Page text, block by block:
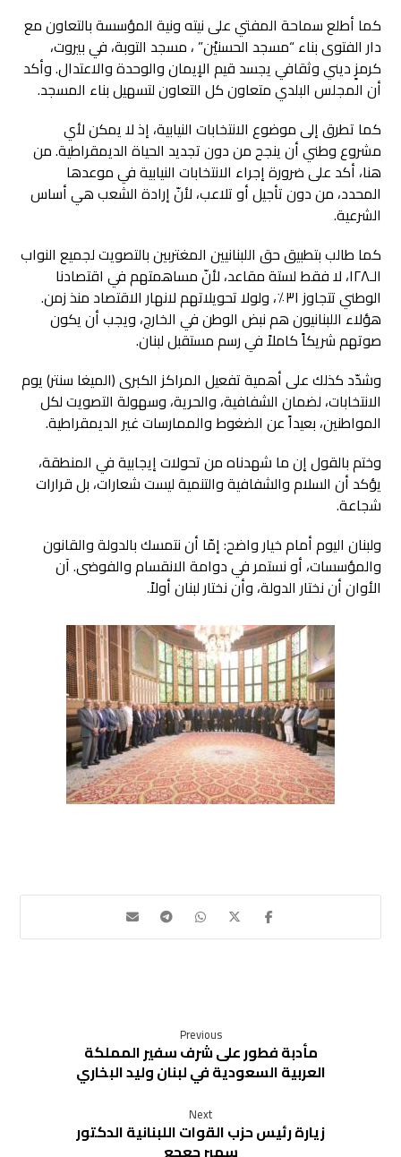
كما أطلع سماحة المفتي على نيته ونية المؤسسة بالتعاون مع
دار الفتوى بناء “مسجد الحسنيْن” ، مسجد التوبة، في بيروت،
كرمزٍ ديني وثقافي يجسد قيم الإيمان والوحدة والاعتدال. وأكد
أن المجلس البلدي متعاون كل التعاون لتسهيل بناء المسجد.
كما تطرق إلى موضوع الانتخابات النيابية، إذ لا يمكن لأي
مشروع وطني أن ينجح من دون تجديد الحياة الديمقراطية. من
هنا، أكد على ضرورة إجراء الانتخابات النيابية في موعدها
المحدد، من دون تأجيل أو تلاعب، لأنّ إرادة الشعب هي أساس
الشرعية.
كما طالب بتطبيق حق اللبنانيين المغتربين بالتصويت لجميع النواب
الـ١٢٨، لا فقط لستة مقاعد، لأنّ مساهمتهم في اقتصادنا
الوطني تتجاوز ٣١٪، ولولا تحويلاتهم لانهار الاقتصاد منذ زمن.
هؤلاء اللبنانيون هم نبض الوطن في الخارج، ويجب أن يكون
صوتهم شريكاً كاملاً في رسم مستقبل لبنان.
وشدّد كذلك على أهمية تفعيل المراكز الكبرى (الميغا سنتر) يوم
الانتخابات، لضمان الشفافية، والحرية، وسهولة التصويت لكل
المواطنين، بعيداً عن الضغوط والممارسات غير الديمقراطية.
وختم بالقول إن ما شهدناه من تحولات إيجابية في المنطقة،
يؤكد أن السلام والشفافية والتنمية ليست شعارات، بل قرارات
شجاعة.
ولبنان اليوم أمام خيار واضح: إمّا أن نتمسك بالدولة والقانون
والمؤسسات، أو نستمر في دوامة الانقسام والفوضى. آن
الأوان أن نختار الدولة، وأن نختار لبنان أولاً.
Previous
مأدبة فطور على شرف سفير المملكة
العربية السعودية في لبنان وليد البخاري
Next
زيارة رئيس حزب القوات اللبنانية الدكتور
سمير جعجع